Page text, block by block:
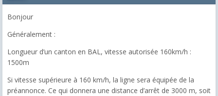
Bonjour
Généralement :
Longueur d’un canton en BAL, vitesse autorisée 160km/h :
1500m
Si vitesse supérieure à 160 km/h, la ligne sera équipée de la
préannonce. Ce qui donnera une distance d’arrêt de 3000 m, soit